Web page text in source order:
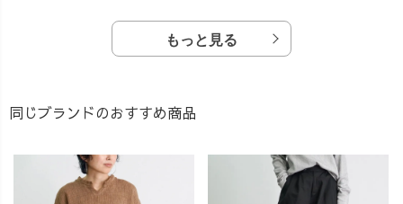
もっと見る
同じブランドのおすすめ商品